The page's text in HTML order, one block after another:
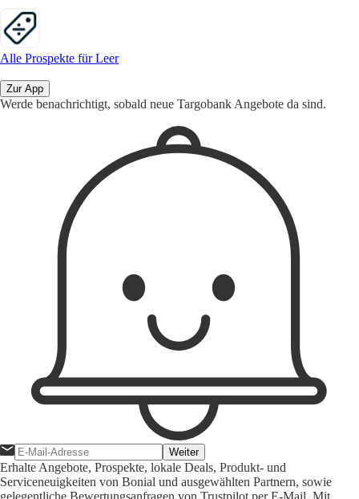
Alle Prospekte für Leer
Zur App
Werde benachrichtigt, sobald neue Targobank Angebote da sind.
Weiter
Erhalte Angebote, Prospekte, lokale Deals, Produkt- und
Serviceneuigkeiten von Bonial und ausgewählten Partnern, sowie